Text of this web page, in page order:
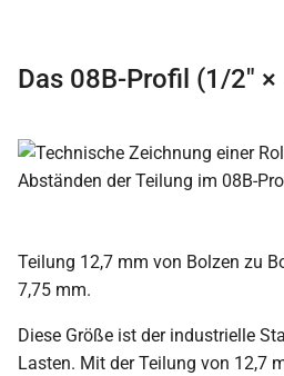
Das 08B-Profil (1/2″ ×
Teilung 12,7 mm von Bolzen zu
7,75 mm.
Diese Größe ist der industrielle
Lasten. Mit der Teilung von 12,7